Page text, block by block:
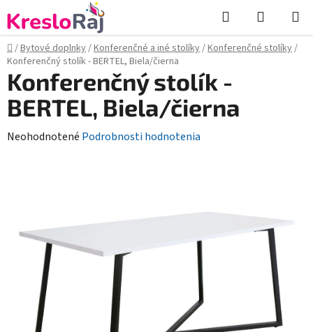
na
obsah
Hľadať
KOŠÍK
Domov
/Bytové doplnky/Konferenčné a iné stolíky/Konferenčné stolíky/
Konferenčný stolík - BERTEL, Biela/čierna
Konferenčný stolík -
BERTEL, Biela/čierna
Priemerné
hviezdičiek.
Neohodnotené Podrobnosti hodnotenia